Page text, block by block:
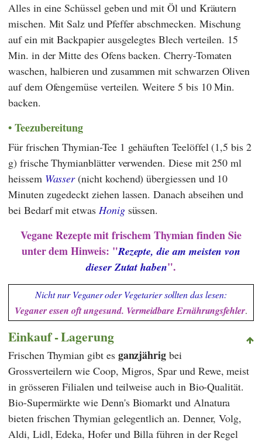
Alles in eine Schüssel geben und mit Öl und Kräutern
mischen. Mit Salz und Pfeffer abschmecken. Mischung
auf ein mit Backpapier ausgelegtes Blech verteilen. 15
Min. in der Mitte des Ofens backen. Cherry-Tomaten
waschen, halbieren und zusammen mit schwarzen Oliven
auf dem Ofengemüse verteilen. Weitere 5 bis 10 Min.
backen.
Teezubereitung
Für frischen Thymian-Tee 1 gehäuften Teelöffel (1,5 bis 2
g) frische Thymianblätter verwenden. Diese mit 250 ml
heissem Wasser(nicht kochend) übergiessen und 10
Minuten zugedeckt ziehen lassen. Danach abseihen und
bei Bedarf mit etwas Honigsüssen.
Vegane Rezepte mit frischem Thymian finden Sie
unter dem Hinweis: "Rezepte, die am meisten von
dieser Zutat haben".
Nicht nur Veganer oder Vegetarier sollten das lesen:
Veganer essen oft ungesund. Vermeidbare Ernährungsfehler.
Einkauf - Lagerung
Frischen Thymian gibt es ganzjährig bei
Grossverteilern wie Coop, Migros,Spar und Rewe, meist
in grösseren Filialen und teilweise auch in Bio-Qualität.
Bio-Supermärkte wie Denn's Biomarkt und Alnatura
bieten frischen Thymian gelegentlich an. Denner,Volg,
Aldi, Lidl,Edeka, Hoferund Billaführen in der Regel